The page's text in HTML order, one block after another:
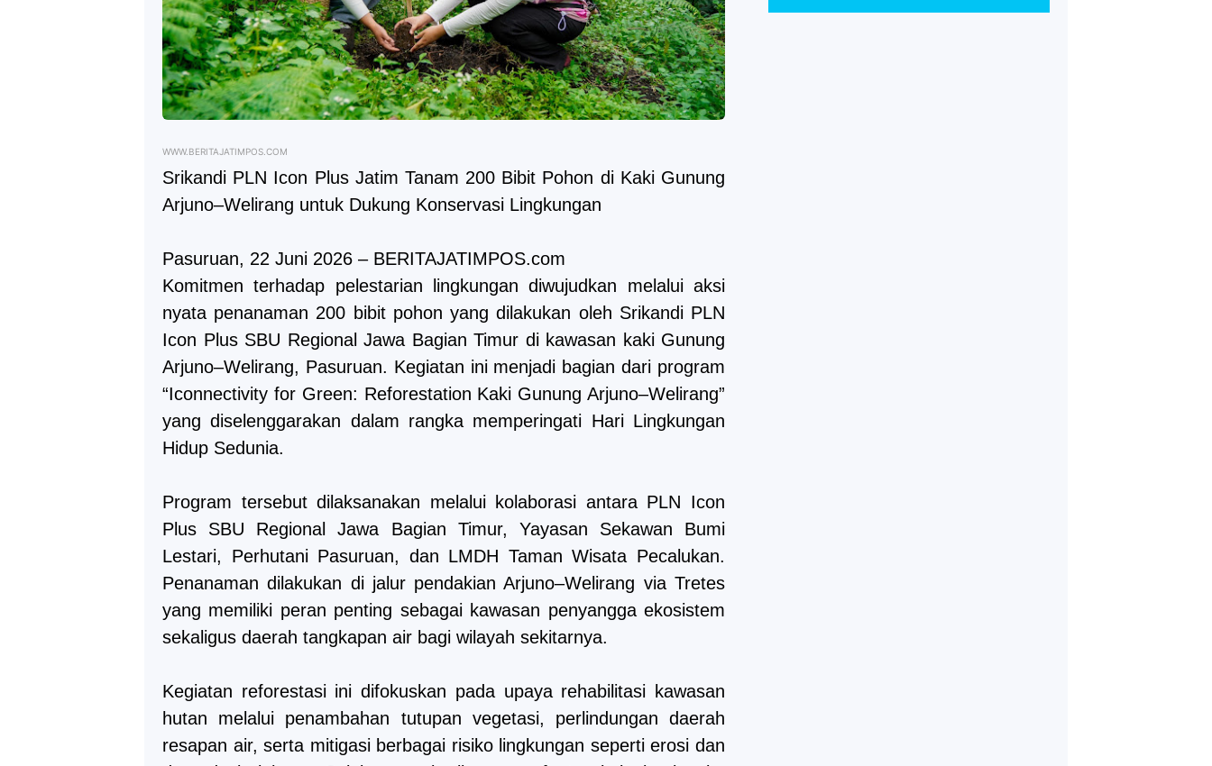
WWW.BERITAJATIMPOS.COM
Srikandi PLN Icon Plus Jatim Tanam 200 Bibit Pohon di Kaki Gunung
Arjuno–Welirang untuk Dukung Konservasi Lingkungan
Pasuruan, 22 Juni 2026 – BERITAJATIMPOS.com
Komitmen terhadap pelestarian lingkungan diwujudkan melalui aksi
nyata penanaman 200 bibit pohon yang dilakukan oleh Srikandi PLN
Icon Plus SBU Regional Jawa Bagian Timur di kawasan kaki Gunung
Arjuno–Welirang, Pasuruan. Kegiatan ini menjadi bagian dari program
“Iconnectivity for Green: Reforestation Kaki Gunung Arjuno–Welirang”
yang diselenggarakan dalam rangka memperingati Hari Lingkungan
Hidup Sedunia.
Program tersebut dilaksanakan melalui kolaborasi antara PLN Icon
Plus SBU Regional Jawa Bagian Timur, Yayasan Sekawan Bumi
Lestari, Perhutani Pasuruan, dan LMDH Taman Wisata Pecalukan.
Penanaman dilakukan di jalur pendakian Arjuno–Welirang via Tretes
yang memiliki peran penting sebagai kawasan penyangga ekosistem
sekaligus daerah tangkapan air bagi wilayah sekitarnya.
Kegiatan reforestasi ini difokuskan pada upaya rehabilitasi kawasan
hutan melalui penambahan tutupan vegetasi, perlindungan daerah
resapan air, serta mitigasi berbagai risiko lingkungan seperti erosi dan